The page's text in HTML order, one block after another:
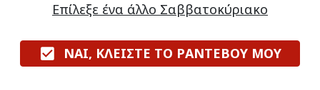
Επίλεξε ένα άλλο Σαββατοκύριακο
ΝΑΙ, ΚΛΕΙΣΤΕ ΤΟ ΡΑΝΤΕΒΟΥ ΜΟΥ